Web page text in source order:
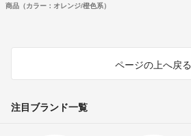
商品（カラー：オレンジ/橙色系）
ページの上へ戻る
注目ブランド一覧